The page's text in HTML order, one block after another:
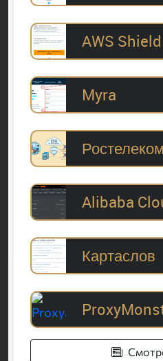
AWS Shield
Myra
Alibaba
Картаслов